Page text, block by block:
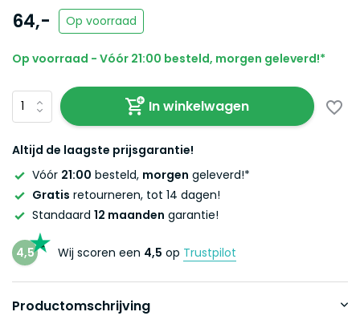
64,- Op voorraad
Op voorraad - Vóór 21:00 besteld, morgen geleverd!*
In winkelwagen
Altijd de laagste prijsgarantie!
Vóór 21:00 besteld, morgen geleverd!*
Gratis retourneren, tot 14 dagen!
Standaard 12 maanden garantie!
4,5 Wij scoren een 4,5 op Trustpilot
Productomschrijving